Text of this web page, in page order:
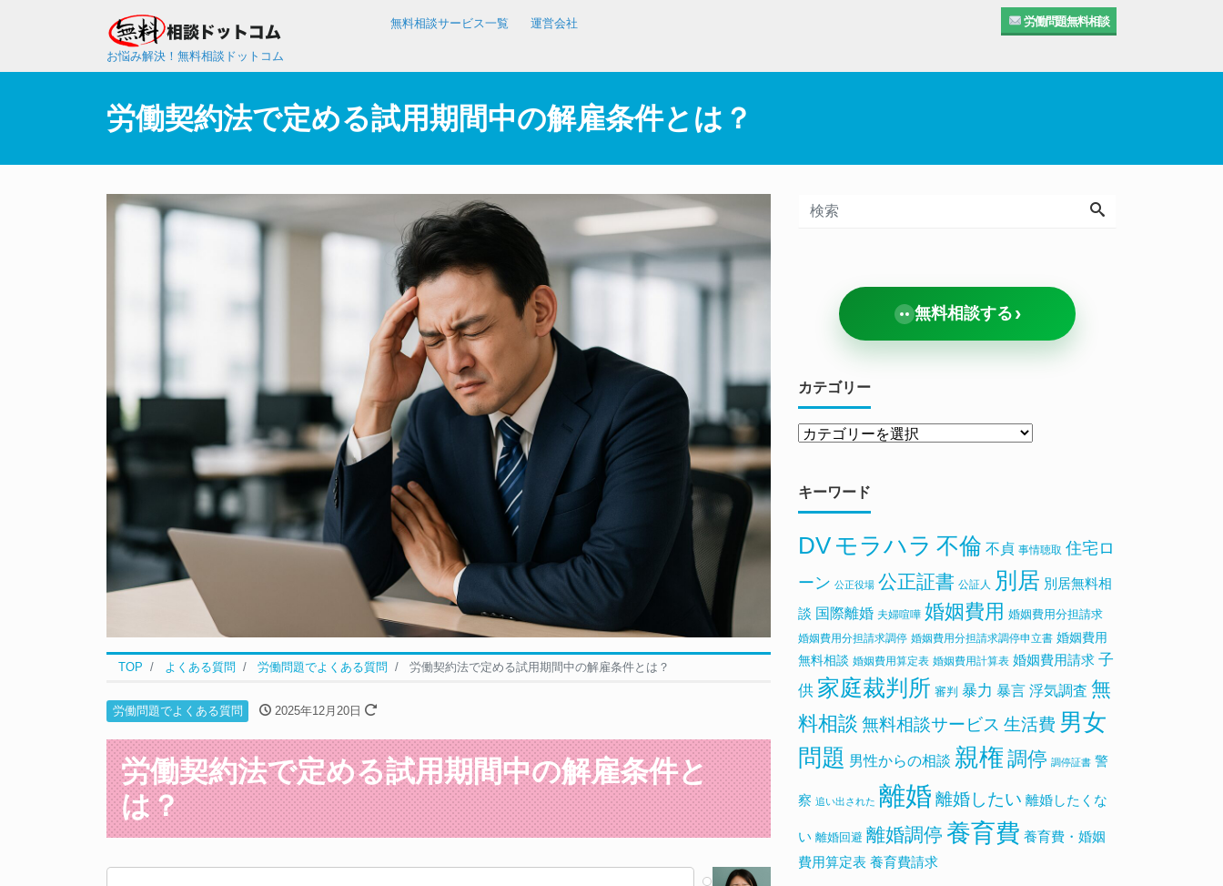
お悩み解決！無料相談ドットコム
無料相談サービス一覧 運営会社 労働問題無料相談
労働契約法で定める試用期間中の解雇条件とは？
TOP よくある質問 労働問題でよくある質問 労働契約法で定める試用期間中の解雇条件とは？
労働問題でよくある質問 2025年12月20日
労働契約法で定める試用期間中の解雇条件と
は？
無料相談する ›
カテゴリー
キーワード
DV モラハラ 不倫 不貞 事情聴取 住宅ロ
ーン 公正役場 公正証書 公証人 別居 別居無料相
談 国際離婚 夫婦喧嘩 婚姻費用 婚姻費用分担請求
婚姻費用分担請求調停 婚姻費用分担請求調停申立書 婚姻費用
無料相談 婚姻費用算定表 婚姻費用計算表 婚姻費用請求 子
供 家庭裁判所 審判 暴力 暴言 浮気調査 無
料相談 無料相談サービス 生活費 男女
問題 男性からの相談 親権 調停 調停証書 警
察 追い出された 離婚 離婚したい 離婚したくな
い 離婚回避 離婚調停 養育費 養育費・婚姻
費用算定表 養育費請求